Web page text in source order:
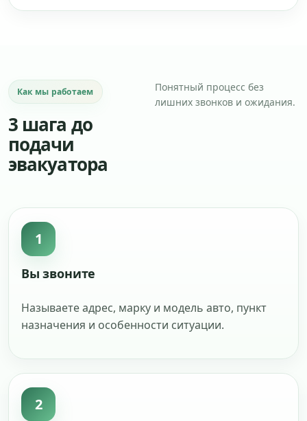
Как мы работаем
3 шага до
подачи
эвакуатора
Понятный процесс без
лишних звонков и ожидания.
1
Вы звоните
Называете адрес, марку и модель авто, пункт
назначения и особенности ситуации.
2